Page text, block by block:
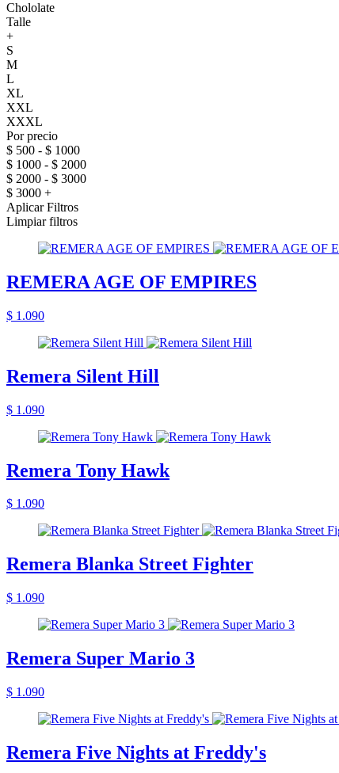
Chololate
Talle
+
S
M
L
XL
XXL
XXXL
Por precio
$ 500 - $ 1000
$ 1000 - $ 2000
$ 2000 - $ 3000
$ 3000 +
Aplicar Filtros
Limpiar filtros
REMERA AGE OF EMPIRES
$ 1.090
Remera Silent Hill
$ 1.090
Remera Tony Hawk
$ 1.090
Remera Blanka Street Fighter
$ 1.090
Remera Super Mario 3
$ 1.090
Remera Five Nights at Freddy's